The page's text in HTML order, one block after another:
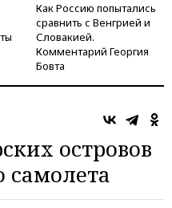
Как Россию попытались
сравнить с Венгрией и
Словакией.
Комментарий Георгия
Бовта
островов
самолета